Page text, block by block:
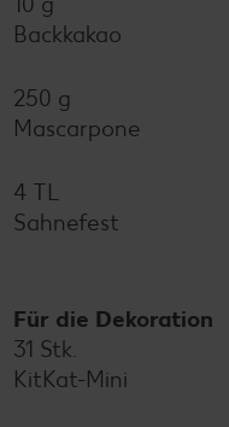
Backkakao
250 g
Mascarpone
4 TL
Sahnefest
Für die Dekoration
31 Stk.
KitKat-Mini